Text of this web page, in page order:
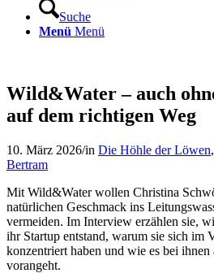
Suche
Menü Menü
Wild&Water – auch
auf dem richtigen Weg
10. März 2026/in Die Höhle der Löwen,
Bertram
Mit Wild&Water wollen Christina
natürlichen Geschmack ins
vermeiden. Im Interview erzählen sie,
ihr Startup entstand, warum sie sich im
konzentriert haben und wie es bei
vorangeht.